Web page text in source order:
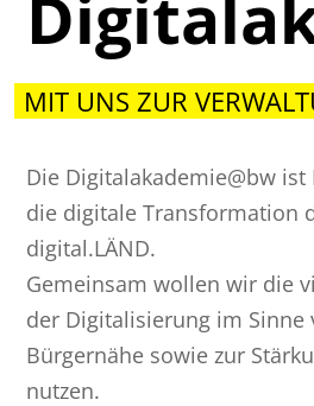
MIT UNS ZUR
Die Digitalakademie@bw
die digitale Transformation
digital.LÄND.
Gemeinsam wollen wir die
der Digitalisierung im Sinne
Bürgernähe sowie zur
nutzen.